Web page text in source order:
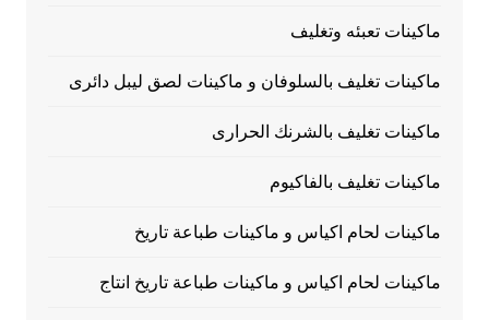
ماكينات تعبئه وتغليف
ماكينات تغليف بالسلوفان و ماكينات لصق ليبل دائرى
ماكينات تغليف بالشرنك الحرارى
ماكينات تغليف بالفاكيوم
ماكينات لحام اكياس و ماكينات طباعة تاريخ
ماكينات لحام اكياس و ماكينات طباعة تاريخ انتاج